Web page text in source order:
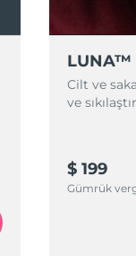
LUNA™
Cilt ve
ve
$ 199
Gümrük